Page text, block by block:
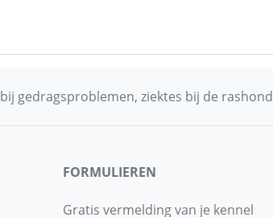
gedragsproblemen, ziektes bij de rashond
FORMULIEREN
Gratis vermelding van je kennel